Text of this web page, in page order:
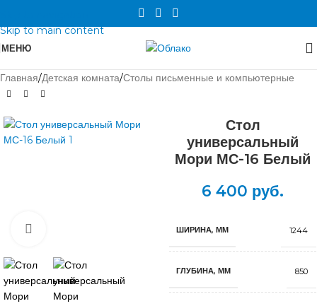
Skip to main content
МЕНЮ
Главная/Детская комната/Столы письменные и компьютерные
Стол
универсальный
Мори МС-16 Белый
6 400 руб.
ШИРИНА, ММ 1244
ГЛУБИНА, ММ 850